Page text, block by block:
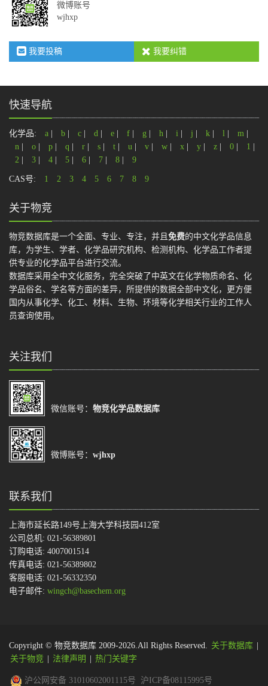
微博账号
wjhxp
我要投稿 我要纠错
快速导航
化学品: a b c d e f g h i j k l m
n
o p q r s t u v w x y z 0 1
2
3 4 5 6 7 8 9
CAS号: 1 2 3 4 5 6 7 8 9
关于物竞
物竞数据库是一个全面、专业、专注，并且 免费的中文化学品信息
库，为学生、学者、化学品研究机构、检测机构、化学品工作者提
供专业的化学品平台进行交流。
数据库采用全中文化服务，完全突破了中英文在化学物质命名、化
学品俗名、学名等方面的差异，所提供的数据全部中文化，更方便
国内从事化学、化工、材料、生物、环境等化学相关行业的工作人
员查询使用。
关注我们
微信账号： 物竞化学品数据库
微博账号： wjhxp
联系我们
上海市延长路149号上海大学科技园412室
公司总机: 021-56389801
订购电话: 4007001514
传真电话: 021-56389802
客服电话: 021-56332350
电子邮件: wingch@basechem.org
Copyright © 物竞数据库 2009-2026.All Rights Reserved. 关于数据库
关于物竞
法律声明 热门关键字
沪公网安备 31010602001115号 沪ICP备08115995号